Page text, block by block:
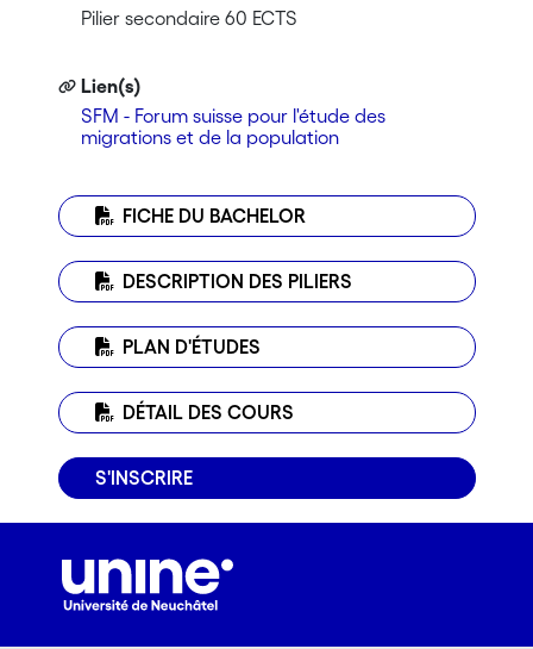
Pilier secondaire 60 ECTS
Lien(s)
SFM - Forum suisse pour l'étude des
migrations et de la population
FICHE DU BACHELOR
DESCRIPTION DES PILIERS
PLAN D'ÉTUDES
DÉTAIL DES COURS
S'INSCRIRE